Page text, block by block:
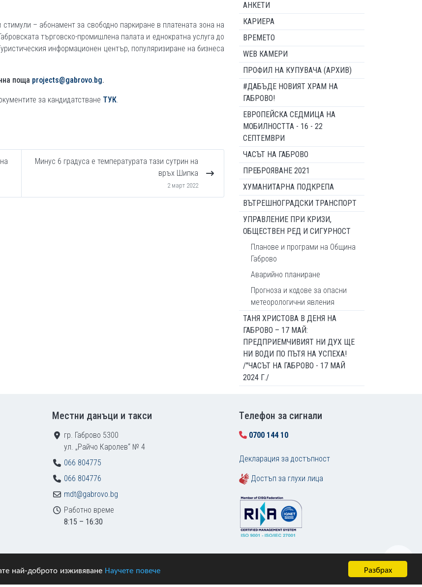
Разбрах
най-доброто изживяване Научете повече
– абонамент за свободно паркиране в платената зона на
търговско-промишлена палата и еднократна услуга до
информационен център, популяризиране на бизнеса
поща projects@gabrovo.bg.
за кандидатстване ТУК.
Минус 6 градуса е температурата тази сутрин на
връх Шипка
2 март 2022
АНКЕТИ
КАРИЕРА
ВРЕМЕТО
WEB КАМЕРИ
ПРОФИЛ НА КУПУВАЧА (АРХИВ)
#ДАБЪДЕ НОВИЯТ ХРАМ НА
ГАБРОВО!
ЕВРОПЕЙСКА СЕДМИЦА НА
МОБИЛНОСТТА - 16 - 22
СЕПТЕМВРИ
ЧАСЪТ НА ГАБРОВО
ПРЕБРОЯВАНЕ 2021
ХУМАНИТАРНА ПОДКРЕПА
ВЪТРЕШНОГРАДСКИ ТРАНСПОРТ
УПРАВЛЕНИЕ ПРИ КРИЗИ,
ОБЩЕСТВЕН РЕД И СИГУРНОСТ
Планове и програми на Община
Габрово
Аварийно планиране
Прогноза и кодове за опасни
метеорологични явления
ТАНЯ ХРИСТОВА В ДЕНЯ НА
ГАБРОВО – 17 МАЙ:
ПРЕДПРИЕМЧИВИЯТ НИ ДУХ ЩЕ
НИ ВОДИ ПО ПЪТЯ НА УСПЕХА!
/"ЧАСЪТ НА ГАБРОВО - 17 МАЙ
2024 Г./
Местни данъци и такси
гр. Габрово 5300
ул. „Райчо Каролев“ № 4
066 804775
066 804776
mdt@gabrovo.bg
Работно време
8:15 – 16:30
Tелефон за сигнали
0700 144 10
Декларация за достъпност
Достъп за глухи лица